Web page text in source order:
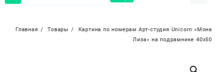
Главная Товары
Картина по номерам Арт-студия Unicorn «Мона
Лиза» на подрамнике 40х50